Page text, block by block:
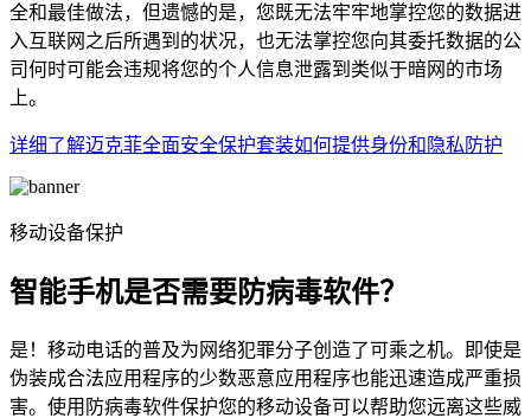
全和最佳做法，但遗憾的是，您既无法牢牢地掌控您的数据进
入互联网之后所遇到的状况，也无法掌控您向其委托数据的公
司何时可能会违规将您的个人信息泄露到类似于暗网的市场
上。
详细了解迈克菲全面安全保护套装如何提供身份和隐私防护
移动设备保护
智能手机是否需要防病毒软件？
是！移动电话的普及为网络犯罪分子创造了可乘之机。即使是
伪装成合法应用程序的少数恶意应用程序也能迅速造成严重损
害。使用防病毒软件保护您的移动设备可以帮助您远离这些威